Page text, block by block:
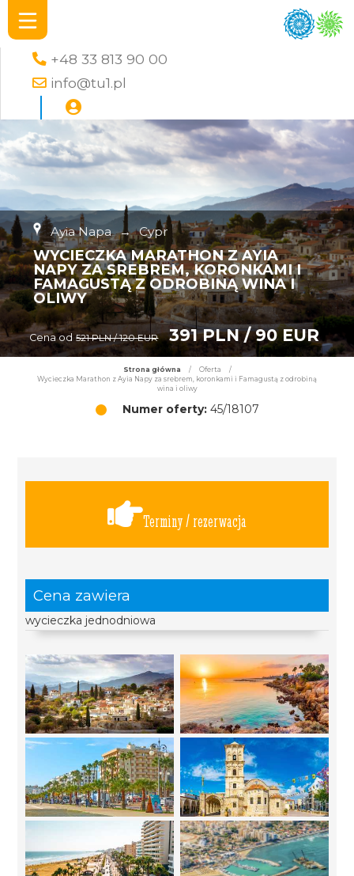
+48 33 813 90 00
info@tu1.pl
Ayia Napa → Cypr
WYCIECZKA MARATHON Z AYIA
NAPY ZA SREBREM, KORONKAMI I
FAMAGUSTĄ Z ODROBINĄ WINA I
OLIWY
Cena od 521 PLN / 120 EUR 391 PLN / 90 EUR
Strona główna / Oferta
/
Wycieczka Marathon z Ayia Napy za srebrem, koronkami i Famagustą z odrobiną
wina i oliwy
Numer oferty:45/18107
Terminy / rezerwacja
Cena zawiera
wycieczka jednodniowa